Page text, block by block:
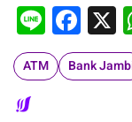
Line
ATM Bank